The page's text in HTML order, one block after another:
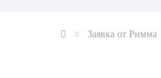
Заявка от Римма